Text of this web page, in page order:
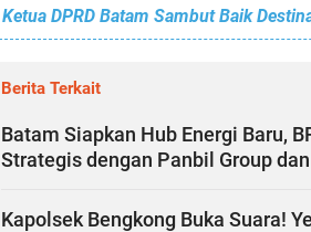
Ketua DPRD Batam Sambut Baik
Berita Terkait
Batam Siapkan Hub Energi Baru,
Strategis dengan Panbil Group
Kapolsek Bengkong Buka Suara!